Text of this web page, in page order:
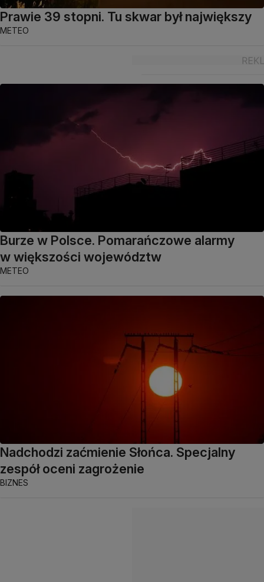
Prawie 39 stopni. Tu skwar był największy
METEO
Burze w Polsce. Pomarańczowe alarmy
w większości województw
METEO
Nadchodzi zaćmienie Słońca. Specjalny
zespół oceni zagrożenie
BIZNES